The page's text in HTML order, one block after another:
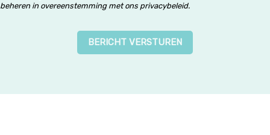
beheren in overeenstemming met ons privacybeleid.